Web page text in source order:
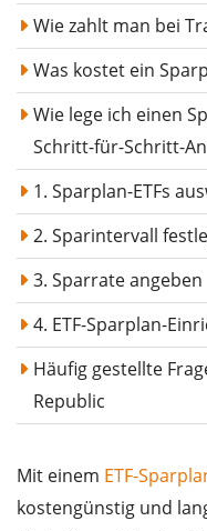
Wie zahlt man bei
Was kostet ein
Wie lege ich einen
Schritt-für-Schritt-
1. Sparplan-ETFs
2. Sparintervall
3. Sparrate angeben
4. ETF-Sparplan-
Häufig gestellte
Republic
Mit einem ETF-
kostengünstig und